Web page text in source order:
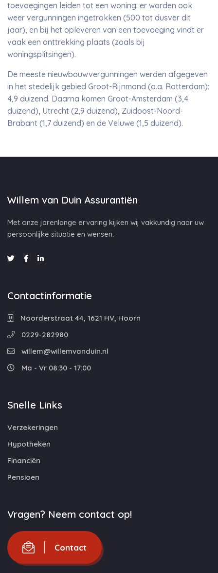
toevoegingen leiden tot een woning: er worden ook
weer vergunningen ingetrokken (500 tot dusver dit
jaar), en bij het opleveren van een toevoeging vindt er
vaak een onttrekking plaats (zoals bij
woningsplitsingen).
De meeste nieuwbouwvergunningen werden afgegeven
in het stedelijk gebied Groot-Rijnmond (o.a. Rotterdam):
4,9 duizend. Daarna komen Groot-Amsterdam (3,4
duizend), Utrecht (2,9 duizend), Zuidoost-Noord-
Brabant (1,7 duizend) en de Veluwe (1,5 duizend).
Willem van Duin Assurantiën
Met onze jarenlange ervaring kijken wij vakkundig naar uw
persoonlijke situatie en wensen.
Contactinformatie
Noorderstraat 44, 1621 HV, Hoorn
0229-282980
willem@willemvanduin.nl
Ma - Vr 08:30 - 17:00
Snelle Links
Verzekeringen
Hypotheken
Financiën
Pensioen
Vragen? Neem contact op!
Contact